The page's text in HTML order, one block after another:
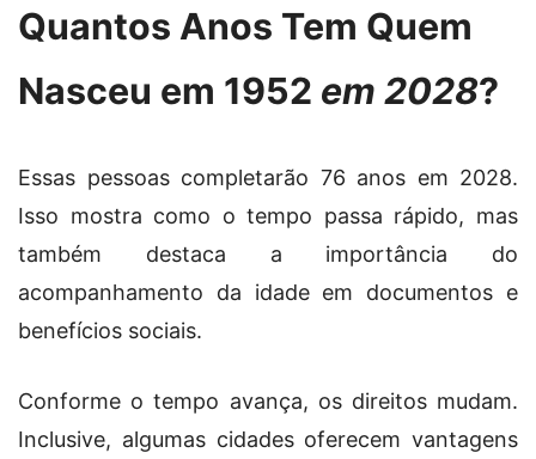
Quantos Anos Tem Quem
Nasceu em 1952 em 2028?
Essas pessoas completarão 76 anos em 2028.
Isso mostra como o tempo passa rápido, mas
também destaca a importância do
acompanhamento da idade em documentos e
benefícios sociais.
Conforme o tempo avança, os direitos mudam.
Inclusive, algumas cidades oferecem vantagens